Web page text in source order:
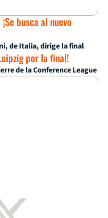
busca al nuevo
de Italia, dirige la final
por la final!
de la Conference League